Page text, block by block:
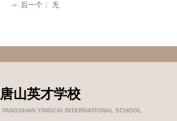
ꁹ 后一个： 无
唐山英才学校
TANGSHAN YINGCAI INTERNATIONAL SCHOOL